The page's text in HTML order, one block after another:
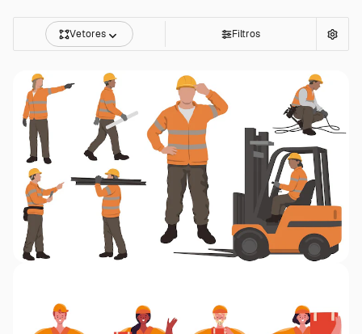
Vetores Filtros